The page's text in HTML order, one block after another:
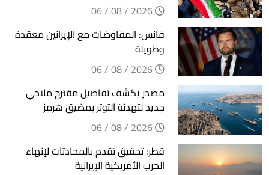
فانس: المفاوضات مع الإيرانين معقدة
وطويلة
مصدر يكشف تفاصيل مقترح ملاحي
جديد لتهدئة التوتر بمضيق هرمز
قطر: تحقيق تقدم بالمحادثات لإنهاء
الحرب الأمريكية الإيرانية